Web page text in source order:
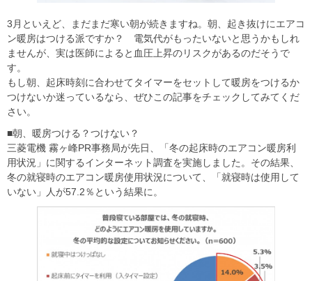
3月といえど、まだまだ寒い朝が続きますね。朝、起き抜けにエアコ
ン暖房はつける派ですか？ 電気代がもったいないと思うかもしれ
ませんが、実は医師によると血圧上昇のリスクがあるのだそうで
す。
もし朝、起床時刻に合わせてタイマーをセットして暖房をつけるか
つけないか迷っているなら、ぜひこの記事をチェックしてみてくだ
さい。
■朝、暖房つける？つけない？
三菱電機 霧ヶ峰PR事務局が先日、「冬の起床時のエアコン暖房利
用状況」に関するインターネット調査を実施しました。その結果、
冬の就寝時のエアコン暖房使用状況について、「就寝時は使用して
いない」人が57.2％という結果に。